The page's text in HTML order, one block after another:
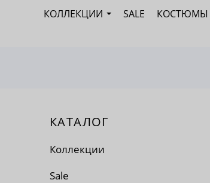
КОЛЛЕКЦИИ SALE КОСТЮМЫ
КАТАЛОГ
Коллекции
Sale